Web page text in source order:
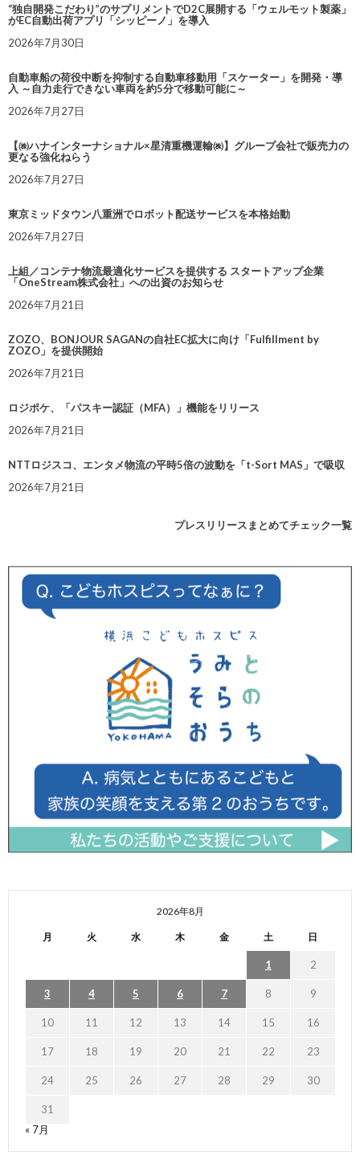
“独自開発こだわり”のサプリメントでD2C展開する「ウェルモット製薬」
がEC自動出荷アプリ「シッピーノ」を導入
2026年7月30日
自動車船の荷役中断を抑制する自動車移動用「スケーター」を開発・導
入 ～自力走行できない車両を約5分で移動可能に～
2026年7月27日
【㈱ハナインターナショナル×星清重機運輸㈱】グループ会社で販売力の
更なる強化ねらう
2026年7月27日
東京ミッドタウン八重洲でロボット配送サービスを本格始動
2026年7月27日
上組／コンテナ物流最適化サービスを提供する スタートアップ企業
「OneStream株式会社」への出資のお知らせ
2026年7月21日
ZOZO、BONJOUR SAGANの自社EC拡大に向け「Fulfillment by
ZOZO」を提供開始
2026年7月21日
ロジポケ、「パスキー認証（MFA）」機能をリリース
2026年7月21日
NTTロジスコ、エンタメ物流の平時5倍の波動を「t-Sort MAS」で吸収
2026年7月21日
プレスリリースまとめてチェック一覧
2026年8月
月 火 水 木 金 土 日
1 2
3 4 5 6 7 8 9
10 11 12 13 14 15 16
17 18 19 20 21 22 23
24 25 26 27 28 29 30
31
« 7月